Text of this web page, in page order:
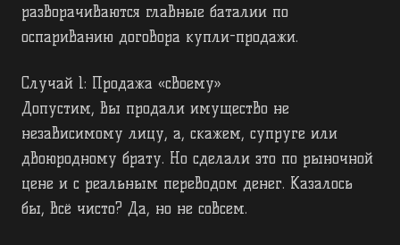
разворачиваются главные баталии по
оспариванию договора купли-продажи.
Случай 1: Продажа «своему»
Допустим, вы продали имущество не
независимому лицу, а, скажем, супруге или
двоюродному брату. Но сделали это по рыночной
цене и с реальным переводом денег. Казалось
бы, всё чисто? Да, но не совсем.